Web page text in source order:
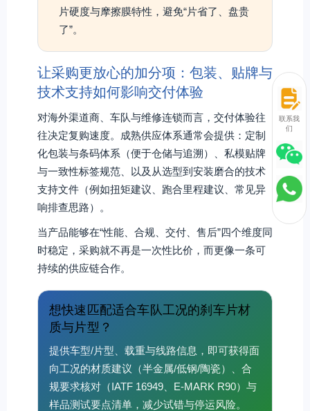
片硬度与摩擦膜特性，避免“片省了、盘贵
了”。
让采购更放心的加分项：包装、贴牌与
技术支持如何影响交付体验
对海外渠道商、车队与维修连锁而言，交付体验往
往决定复购速度。成熟供应体系通常会提供：定制
化包装与条码体系（便于仓储与追溯）、私模贴牌
与一致性标签规范、以及从选型到安装磨合的技术
支持文件（例如扭矩建议、跑合里程建议、常见异
响排查思路）。
当产品能够在“性能、合规、交付、售后”四个维度同
时稳定，采购就不再是一次性比价，而更像一条可
持续的供应链合作。
想快速匹配适合车队工况的刹车片材
质与片型？
提供车型/片型、载重与线路信息，即可获得面
向工况的材质建议（半金属/低钢/陶瓷）、合
规要求核对（IATF 16949、E-MARK R90）与
样品测试要点清单，减少试错与停运风险。
联系我
们